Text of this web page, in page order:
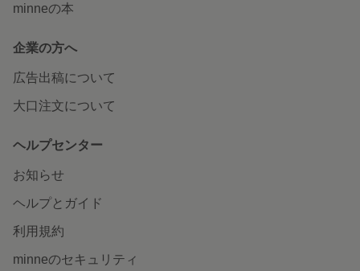
minneの本
企業の方へ
広告出稿について
大口注文について
ヘルプセンター
お知らせ
ヘルプとガイド
利用規約
minneのセキュリティ